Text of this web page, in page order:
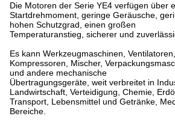
Die Motoren der Serie YE4 verfügen über
Startdrehmoment, geringe Geräusche,
hohen Schutzgrad, einen großen
Temperaturanstieg, sicherer und
Es kann Werkzeugmaschinen,
Kompressoren, Mischer,
und andere mechanische
Übertragungsgeräte, weit verbreitet in
Landwirtschaft, Verteidigung, Chemie,
Transport, Lebensmittel und Getränke,
Bereiche.